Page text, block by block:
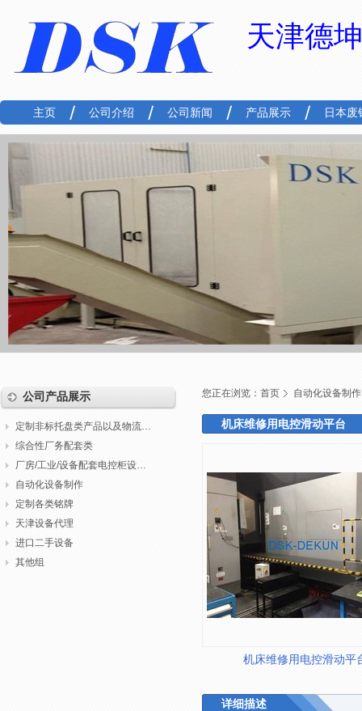
天津德
主页 公司介绍 公司新闻 产品展示 日本废
公司产品展示
定制非标托盘类产品以及物流包装
综合性厂务配套类
厂房/工业/设备配套电控柜设计制作调试
自动化设备制作
定制各类铭牌
天津设备代理
进口二手设备
其他组
您正在浏览： 首页 自动化设备制作
机床维修用电控滑动平台
机床维修用电控滑动平
详细描述